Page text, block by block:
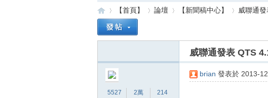
【首頁】 論壇 【新聞稿中心】
›
威聯通
威聯通發表 QTS
5527
2萬
214
brian 發表於 2013-